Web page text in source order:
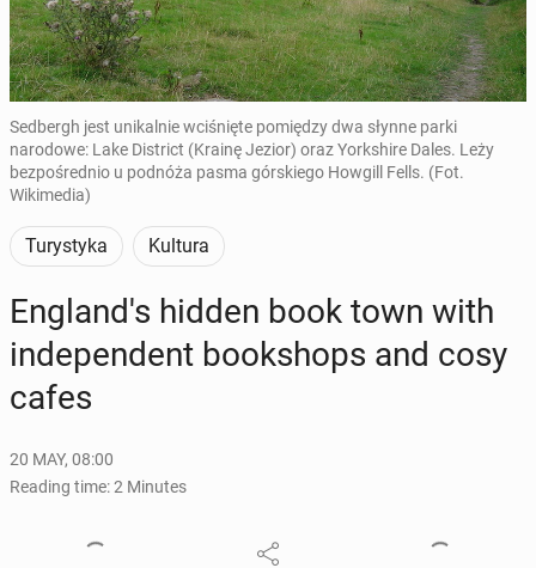
Sedbergh jest unikalnie wciśnięte pomiędzy dwa słynne parki
narodowe: Lake District (Krainę Jezior) oraz Yorkshire Dales. Leży
bezpośrednio u podnóża pasma górskiego Howgill Fells. (Fot.
Wikimedia)
Turystyka Kultura
Eng­land's hidden book town with
in­de­pen­dent book­shops and cosy
cafes
20 MAY, 08:00
Reading time: 2 Minutes